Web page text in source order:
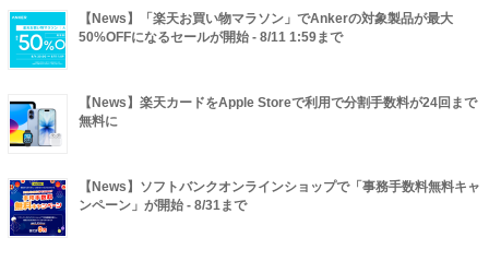
【News】「楽天お買い物マラソン」でAnkerの対象製品が最大
50%OFFになるセールが開始 - 8/11 1:59まで
【News】楽天カードをApple Storeで利用で分割手数料が24回まで
無料に
【News】ソフトバンクオンラインショップで「事務手数料無料キャ
ンペーン」が開始 - 8/31まで